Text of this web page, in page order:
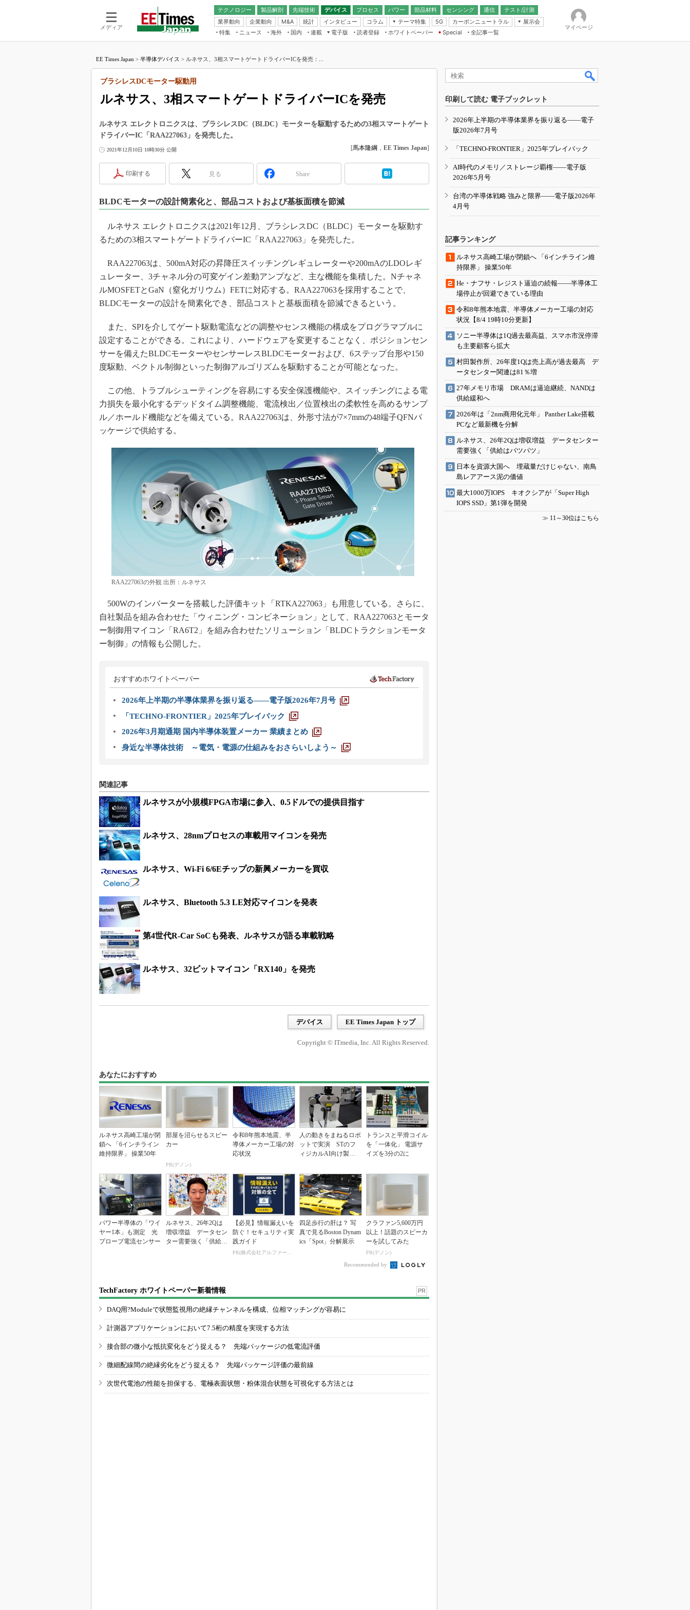
メディア
テクノロジー 製品解剖
先端技術
電池／エネルギー
デバイス
アナログ
マイコン
プロセス パワー 部品材料 センシング
通信
無線
テスト/計測
業界動向
企業動向 M&A 統計 インタビュー コラム
テーマ特集
フィジカルAI
読者調査（EE Times Research）
電源設計（EDN Japan）
エレクトロニクス入門（EDN
5G カーボンニュートラル
展示会
IoT・エッジコンピューティング
EXPO
TECHNO-FRONTIER
人とくるま展
特集 ニュース 海外 国内
連載
福田昭のデバイス通信
大山聡の業界スコープ
リタイア直前エンジニアの社会人大
学漂流記
踊るバズワード ～Behind the
Buzzword
で起こること
イノベーションは日本を救うのか
JASA発IoT通信
IHSアナリスト「未来展望」
「英語に愛されないエンジニア」の
ための新行動論
電子版
電子ブックレット
読者登録 ホワイトペーパー
Special
全記事一覧
マイページ
EE Times Japan > 半導体デバイス > ルネサス、3相スマートゲートドライバーICを発売：...
ルネサス、3相スマートゲートドライバーICを発売
ブラシレスDCモーター駆動用
ルネサス エレクトロニクスは、ブラシレスDC（BLDC）モーターを駆動するための3相スマートゲート
ドライバーIC「RAA227063」を発売した。
2021年12月10日 10時30分 公開 [馬本隆綱 ， EE Times Japan]
印刷する 見る Share
BLDCモーターの設計簡素化と、部品コストおよび基板面積を節減
ルネサス エレクトロニクスは2021年12月、ブラシレスDC（BLDC）モーターを駆動す
るための3相スマートゲートドライバーIC「RAA227063」を発売した。
RAA227063は、500mA対応の昇降圧スイッチングレギュレーターや200mAのLDOレギ
ュレーター、3チャネル分の可変ゲイン差動アンプなど、主な機能を集積した。Nチャネ
ルMOSFETとGaN（窒化ガリウム）FETに対応する。RAA227063を採用することで、
BLDCモーターの設計を簡素化でき、部品コストと基板面積を節減できるという。
また、SPIを介してゲート駆動電流などの調整やセンス機能の構成をプログラマブルに
設定することができる。これにより、ハードウェアを変更することなく、ポジションセン
サーを備えたBLDCモーターやセンサーレスBLDCモーターおよび、6ステップ台形や150
度駆動、ベクトル制御といった制御アルゴリズムを駆動することが可能となった。
この他、トラブルシューティングを容易にする安全保護機能や、スイッチングによる電
力損失を最小化するデッドタイム調整機能、電流検出／位置検出の柔軟性を高めるサンプ
ル／ホールド機能などを備えている。RAA227063は、外形寸法が7×7mmの48端子QFNパ
ッケージで供給する。
RAA227063の外観 出所：ルネサス
500Wのインバーターを搭載した評価キット「RTKA227063」も用意している。さらに、
自社製品を組み合わせた「ウィニング・コンビネーション」として、RAA227063とモータ
ー制御用マイコン「RA6T2」を組み合わせたソリューション「BLDCトラクションモータ
ー制御」の情報も公開した。
おすすめホワイトペーパー
2026年上半期の半導体業界を振り返る――電子版2026年7月号
「TECHNO-FRONTIER」2025年プレイバック
2026年3月期通期 国内半導体装置メーカー 業績まとめ
身近な半導体技術 ～電気・電源の仕組みをおさらいしよう～
関連記事
ルネサスが小規模FPGA市場に参入、0.5ドルでの提供目指す
ルネサス、28nmプロセスの車載用マイコンを発売
ルネサス、Wi-Fi 6/6Eチップの新興メーカーを買収
ルネサス、Bluetooth 5.3 LE対応マイコンを発表
第4世代R-Car SoCも発表、ルネサスが語る車載戦略
ルネサス、32ビットマイコン「RX140」を発売
デバイス EE Times Japan トップ
Copyright © ITmedia, Inc. All Rights Reserved.
あなたにおすすめ
ルネサス高崎工場が閉
鎖へ 「6インチライン
維持限界」 操業50年
部屋を沼らせるスピー
カー
PR(デノン)
令和8年熊本地震、半
導体メーカー工場の対
応状況
人の動きをまねるロボ
ットで実演 STのフ
ィジカルAI向け製品
トランスと平滑コイル
を「一体化」 電源サ
イズを3分の2に
パワー半導体の「ワイ
ヤー1本」も測定 光
プローブ電流センサー
ルネサス、26年2Qは
増収増益 データセン
ター需要強く「供給は
【必見】情報漏えいを
防ぐ！セキュリティ実
践ガイド
PR(株式会社アルファーテクノ)
四足歩行の肝は？ 写
真で見るBoston Dynam
ics「Spot」分解展示
クラファン5,600万円
以上！話題のスピーカ
ーを試してみた
PR(デノン)
Recommended by
TechFactory ホワイトペーパー新着情報 PR
DAQ用?Moduleで状態監視用の絶縁チャンネルを構成、位相マッチングが容易に
計測器アプリケーションにおいて7.5桁の精度を実現する方法
接合部の微小な抵抗変化をどう捉える？ 先端パッケージの低電流評価
微細配線間の絶縁劣化をどう捉える？ 先端パッケージ評価の最前線
次世代電池の性能を担保する、電極表面状態・粉体混合状態を可視化する方法とは
印刷して読む 電子ブックレット
2026年上半期の半導体業界を振り返る――電子
版2026年7月号
「TECHNO-FRONTIER」2025年プレイバック
AI時代のメモリ／ストレージ覇権――電子版
2026年5月号
台湾の半導体戦略 強みと限界――電子版2026年
4月号
記事ランキング
ルネサス高崎工場が閉鎖へ 「6インチライン維
持限界」 操業50年
He・ナフサ・レジスト逼迫の続報――半導体工
場停止が回避できている理由
令和8年熊本地震、半導体メーカー工場の対応
状況【8/4 19時10分更新】
ソニー半導体は1Q過去最高益、スマホ市況停滞
も主要顧客ら拡大
村田製作所、26年度1Qは売上高が過去最高 デ
ータセンター関連は81％増
27年メモリ市場 DRAMは逼迫継続、NANDは
供給緩和へ
2026年は「2nm商用化元年」 Panther Lake搭載
PCなど最新機を分解
ルネサス、26年2Qは増収増益 データセンター
需要強く「供給はパツパツ」
日本を資源大国へ 埋蔵量だけじゃない、南鳥
島レアアース泥の価値
最大1000万IOPS キオクシアが「Super High
IOPS SSD」第1弾を開発
≫ 11～30位はこちら